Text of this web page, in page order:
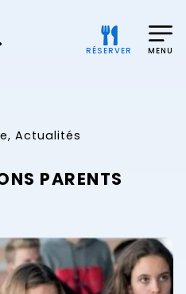
RÉSERVER MENU
, Actualités
PARENTS